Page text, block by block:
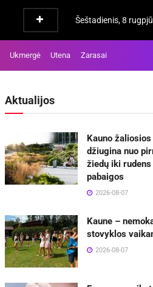
Šeštadienis, 8
Ukmergė Utena Zarasai
Aktualijos
Kauno
džiugina nuo
žiedų iki rudens
pabaigos
2026-08-07
Kaune –
stovyklos
2026-08-07